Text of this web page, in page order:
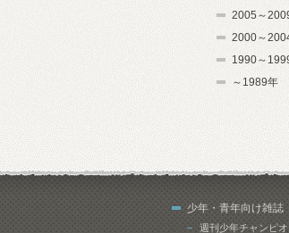
2005～
2000～
1990～
～1989年
少年・青年向け雑誌
週刊少年チャンピオ